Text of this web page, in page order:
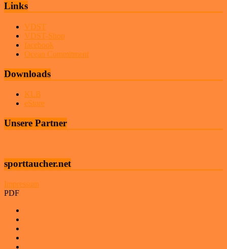
Links
VDST
VDST-Shop
facebook
Ocean Commitment
Downloads
KLB
eStore
Unsere Partner
sporttaucher.net
Impressum
PDF